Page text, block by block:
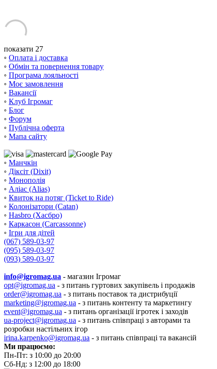
показати 27
◦ Оплата і доставка
◦ Обмін та повернення товару
◦ Програма лояльності
◦ Моє замовлення
◦ Вакансії
◦ Клуб Ігромаг
◦ Блог
◦ Форум
◦ Публічна оферта
◦ Мапа сайту
◦ Манчкін
◦ Діксіт (Dixit)
◦ Монополія
◦ Аліас (Alias)
◦ Квиток на потяг (Ticket to Ride)
◦ Колонізатори (Catan)
◦ Hasbro (Хасбро)
◦ Каркасон (Carcassonne)
◦ Ігри для дітей
(067) 589-03-97
(095) 589-03-97
(093) 589-03-97
info@igromag.ua - магазин Ігромаг
opt@igromag.ua - з питань гуртових закупівель і продажів
order@igromag.ua - з питань поставок та дистрибуції
marketing@igromag.ua - з питань контенту та маркетингу
event@igromag.ua - з питань організації ігротек і заходів
ua-project@igromag.ua - з питань співпраці з авторами та
розробки настільних ігор
irina.karpenko@igromag.ua - з питань співпраці та вакансій
Ми працюємо:
Пн-Пт: з 10:00 до 20:00
Сб-Нд: з 12:00 до 18:00